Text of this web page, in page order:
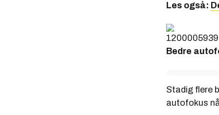
Les også:
Bedre
Stadig flere
autofokus